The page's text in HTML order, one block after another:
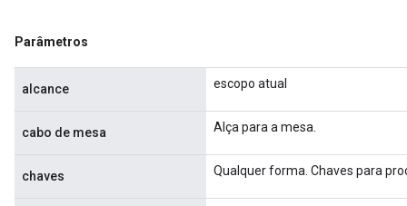
Parâmetros
alcance escopo atual
cabo de mesa Alça para a mesa.
chaves Qualquer forma. Chaves para